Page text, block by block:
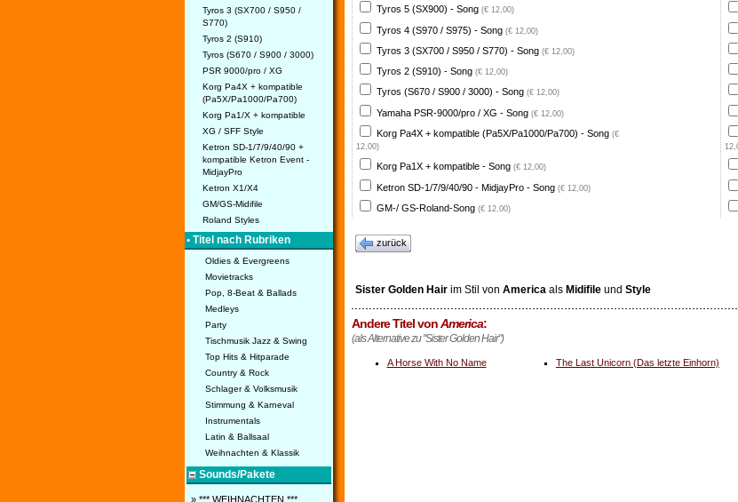
Tyros 3 (SX700 / S950 /
S770)
Tyros 2 (S910)
Tyros (S670 / S900 / 3000)
PSR 9000/pro / XG
Korg Pa4X + kompatible
(Pa5X/Pa1000/Pa700)
Korg Pa1/X + kompatible
XG / SFF Style
Ketron SD-1/7/9/40/90 +
kompatible Ketron Event -
MidjayPro
Ketron X1/X4
GM/GS-Midifile
Roland Styles
• Titel nach Rubriken
Oldies & Evergreens
Movietracks
Pop, 8-Beat & Ballads
Medleys
Party
Tischmusik Jazz & Swing
Top Hits & Hitparade
Country & Rock
Schlager & Volksmusik
Stimmung & Karneval
Instrumentals
Latin & Ballsaal
Weihnachten & Klassik
Sounds/Pakete
» *** WEIHNACHTEN ***
Tyros 5 (SX900) - Song (€ 12,00)
Tyros 4 (S970 / S975) - Song (€ 12,00)
Tyros 3 (SX700 / S950 / S770) - Song (€ 12,00)
Tyros 2 (S910) - Song (€ 12,00)
Tyros (S670 / S900 / 3000) - Song (€ 12,00)
Yamaha PSR-9000/pro / XG - Song (€ 12,00)
Korg Pa4X + kompatible (Pa5X/Pa1000/Pa700) - Song (€
12,00)
Korg Pa1X + kompatible - Song (€ 12,00)
Ketron SD-1/7/9/40/90 - MidjayPro - Song (€ 12,00)
GM-/ GS-Roland-Song (€ 12,00)
zurück
Sister Golden Hairim Stil von America als Midifileund Style
Andere Titel vonAmerica:
(als Alternative zu "Sister Golden Hair")
A Horse With No Name The Last Unicorn (Das letzte Einhorn)